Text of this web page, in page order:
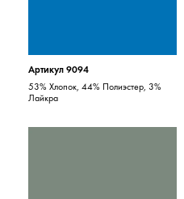
Артикул 9094
53% Хлопок, 44% Полиэстер, 3%
Лайкра